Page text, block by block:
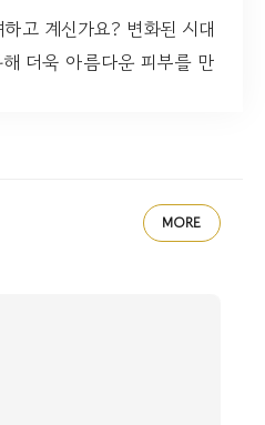
고 계신가요? 변화된 시대
더욱 아름다운 피부를 만
MORE